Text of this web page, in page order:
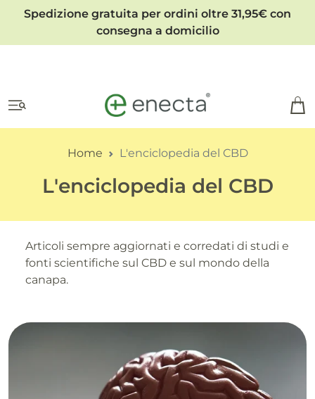
Spedizione gratuita per ordini oltre 31,95€ con
consegna a domicilio
Home L'enciclopedia del CBD
L'enciclopedia del CBD
Articoli sempre aggiornati e corredati di studi e
fonti scientifiche sul CBD e sul mondo della
canapa.